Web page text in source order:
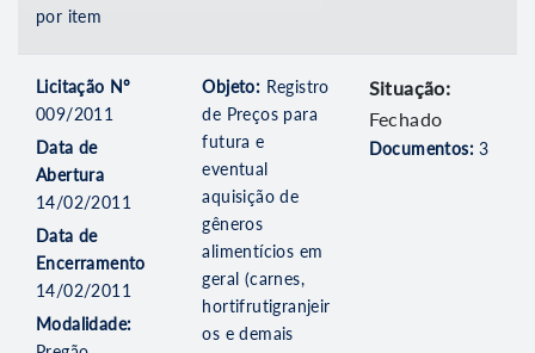
por item
Licitação Nº
009/2011
Data de
Abertura
14/02/2011
Data de
Encerramento
14/02/2011
Modalidade:
Objeto: Registro
de Preços para
futura e
eventual
aquisição de
gêneros
alimentícios em
geral (carnes,
hortifrutigranjeir
os e demais
Situação:
Fechado
Documentos:3